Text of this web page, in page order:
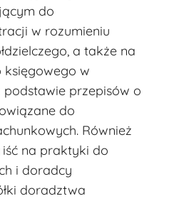
do
w rozumieniu
a także na
księgowego w
przepisów o
do
Również
iść na praktyki do
i doradcy
doradztwa